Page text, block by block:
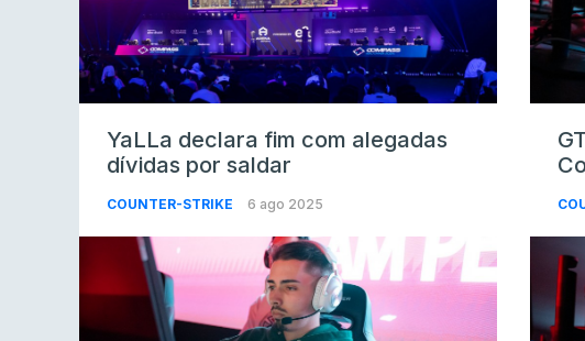
YaLLa declara fim com alegadas
dívidas por saldar
COUNTER-STRIKE 6 ago 2025